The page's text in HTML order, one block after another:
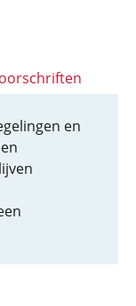
en